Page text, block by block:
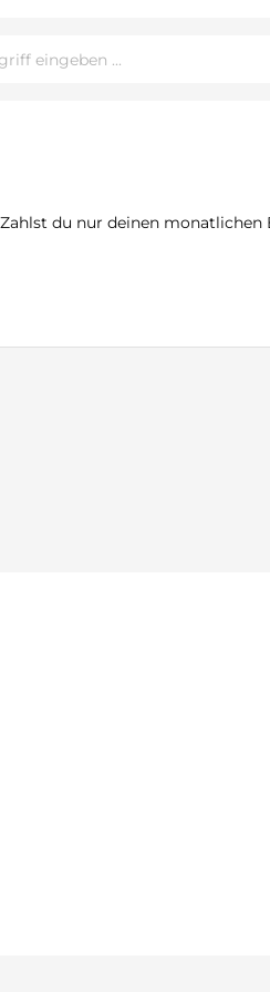
du nur deinen monatlichen